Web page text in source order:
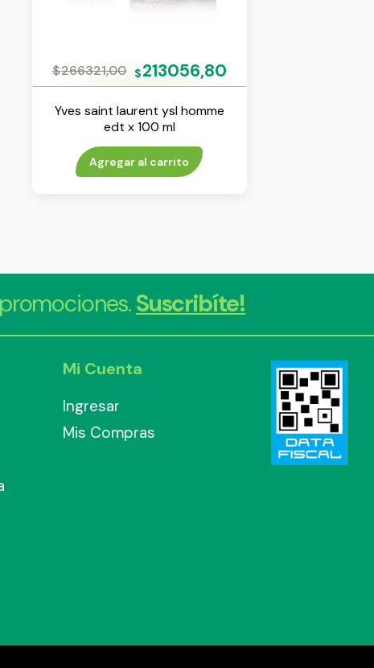
$266321,00 $213056,80
Yves saint laurent ysl homme
edt x 100 ml
Agregar al carrito
Suscribíte!
Mi Cuenta
Ingresar
Mis Compras